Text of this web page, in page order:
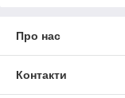
Про нас
Контакти